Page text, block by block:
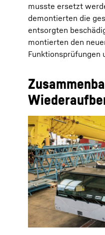
musste ersetzt
demontierten die
entsorgten
montierten den
Funktionsprüfungen